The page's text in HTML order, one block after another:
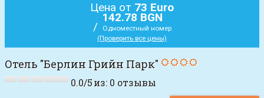
Цена от 73 Euro
142.78 BGN
/
Одноместный номер
(Проверить все цены)
Отель "Берлин Грийн Парк"
0.0/5из:0 отзывы